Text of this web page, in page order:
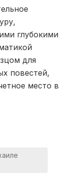
глубокими
для
повестей,
место в